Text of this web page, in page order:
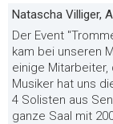
Natascha Villiger,
Der Event
kam bei unseren
einige
Musiker hat uns
4 Solisten aus
ganze Saal mit